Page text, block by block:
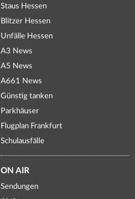
Staus Hessen
Blitzer Hessen
Unfälle Hessen
A3 News
A5 News
A661 News
Günstig tanken
Parkhäuser
Flugplan Frankfurt
Schulausfälle
ON AIR
Sendungen